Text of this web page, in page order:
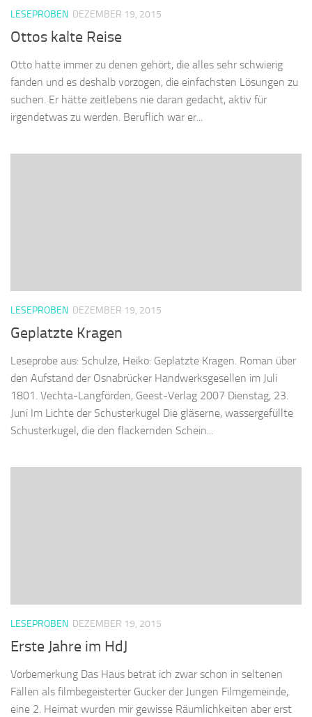
LESEPROBEN DEZEMBER 19, 2015
Ottos kalte Reise
Otto hatte immer zu denen gehört, die alles sehr schwierig
fanden und es deshalb vorzogen, die einfachsten Lösungen zu
suchen. Er hätte zeitlebens nie daran gedacht, aktiv für
irgendetwas zu werden. Beruflich war er...
LESEPROBEN DEZEMBER 19, 2015
Geplatzte Kragen
Leseprobe aus: Schulze, Heiko: Geplatzte Kragen. Roman über
den Aufstand der Osnabrücker Handwerksgesellen im Juli
1801. Vechta-Langförden, Geest-Verlag 2007 Dienstag, 23.
Juni Im Lichte der Schusterkugel Die gläserne, wassergefüllte
Schusterkugel, die den flackernden Schein...
LESEPROBEN DEZEMBER 19, 2015
Erste Jahre im HdJ
Vorbemerkung Das Haus betrat ich zwar schon in seltenen
Fällen als filmbegeisterter Gucker der Jungen Filmgemeinde,
eine 2. Heimat wurden mir gewisse Räumlichkeiten aber erst